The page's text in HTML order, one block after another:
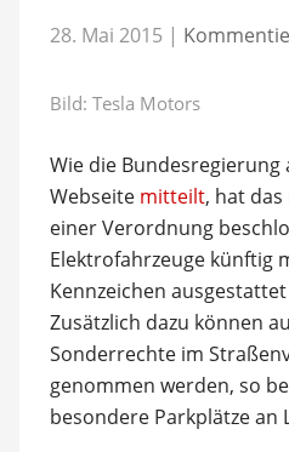
28. Mai 2015 |
Bild: Tesla Motors
Wie die Bundesregierung
Webseite mitteilt, hat
einer Verordnung
Elektrofahrzeuge künftig
Kennzeichen
Zusätzlich dazu können
Sonderrechte im
genommen werden, so
besondere Parkplätze an